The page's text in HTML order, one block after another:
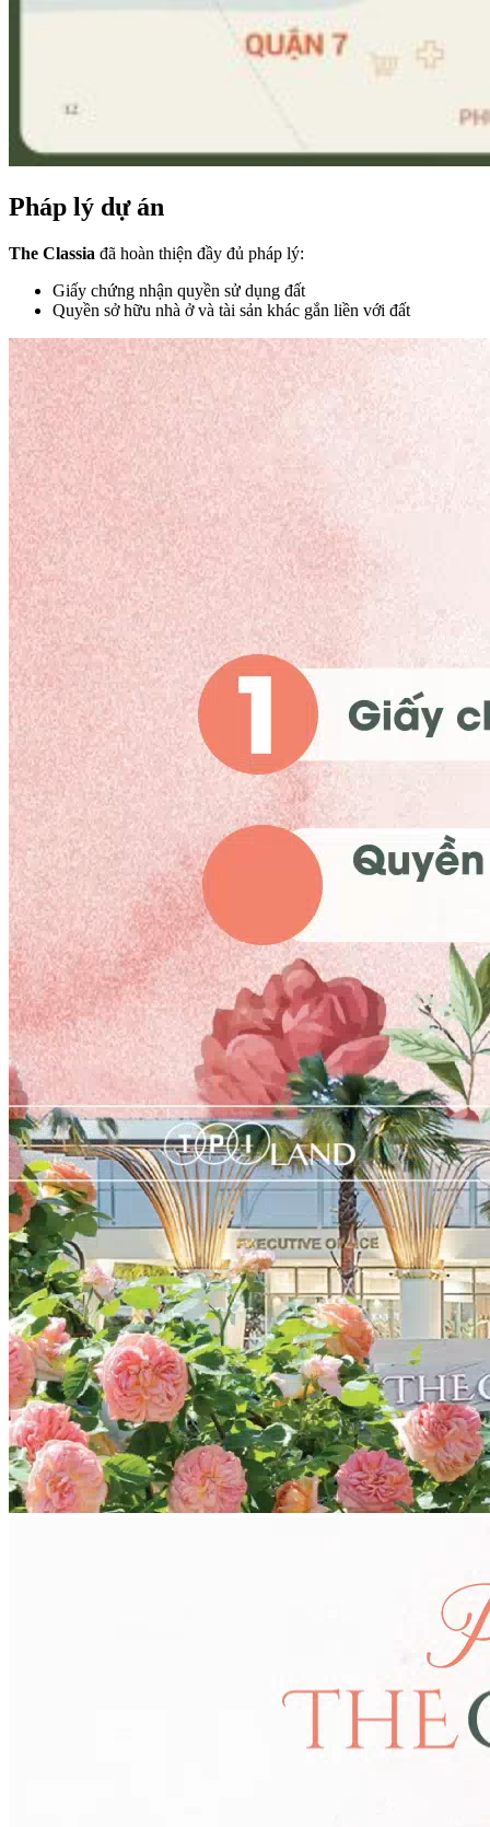
Pháp lý dự án
The Classia đã hoàn thiện đầy đủ pháp lý:
Giấy chứng nhận quyền sử dụng đất
Quyền sở hữu nhà ở và tài sản khác gắn liền với đất